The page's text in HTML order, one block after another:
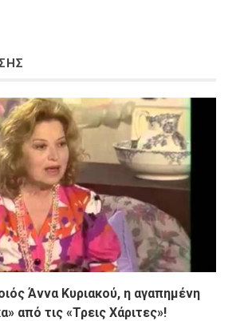
Άννα Κυριακού, η αγαπημένη
από τις «Τρεις Χάριτες»!